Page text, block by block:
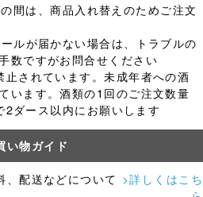
間は、商品入れ替えのためご注文
ルが届かない場合は、トラブルの
数ですがお問合せください
止されています。未成年者への酒
います。酒類の1回のご注文数量
ダース以内にお願いします
い物ガイド
、配送などについて >詳しくはこち